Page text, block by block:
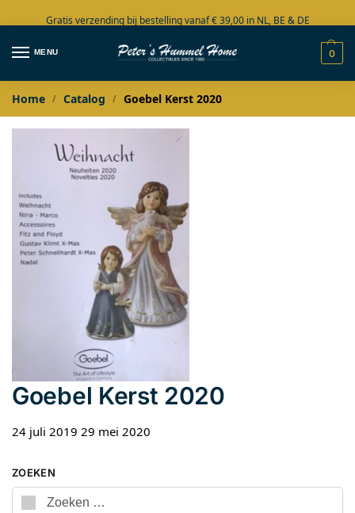
Gratis verzending bij bestelling vanaf € 39,00 in NL, BE & DE
Grote collectie in voorraad
MENU 0
Home / Catalog / Goebel Kerst 2020
Goebel Kerst 2020
24 juli 2019 29 mei 2020
ZOEKEN